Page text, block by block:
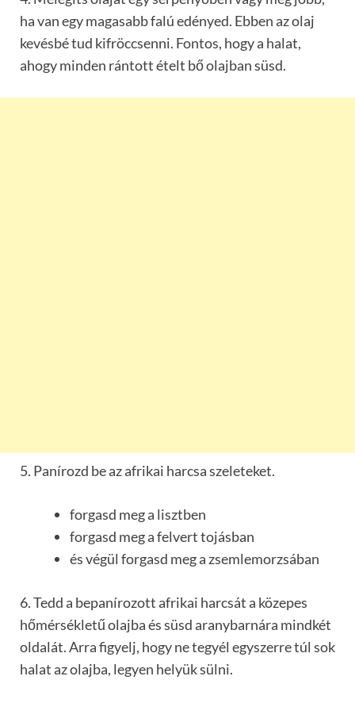
ha van egy magasabb falú edényed. Ebben az olaj
kevésbé tud kifröccsenni. Fontos, hogy a halat,
ahogy minden rántott ételt bő olajban süsd.
5. Panírozd be az afrikai harcsa szeleteket.
forgasd meg a lisztben
forgasd meg a felvert tojásban
és végül forgasd meg a zsemlemorzsában
6. Tedd a bepanírozott afrikai harcsát a közepes
hőmérsékletű olajba és süsd aranybarnára mindkét
oldalát. Arra figyelj, hogy ne tegyél egyszerre túl sok
halat az olajba, legyen helyük sülni.